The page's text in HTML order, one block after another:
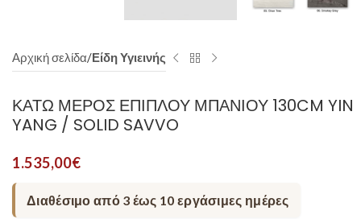
Αρχική σελίδα Είδη Υγιεινής
ΚΆΤΩ ΜΈΡΟΣ ΕΠΊΠΛΟΥ ΜΠΆΝΙΟΥ 130CM YIN
YANG / SOLID SAVVO
1.535,00€
Διαθέσιμο από 3 έως 10 εργάσιμες ημέρες